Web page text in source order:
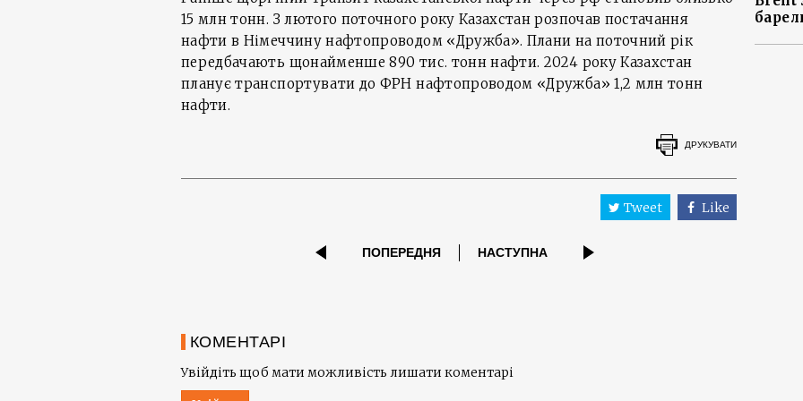
15 млн тонн. З лютого поточного року Казахстан розпочав постачання
нафти в Німеччину нафтопроводом «Дружба». Плани на поточний рік
передбачають щонайменше 890 тис. тонн нафти. 2024 року Казахстан
планує транспортувати до ФРН нафтопроводом «Дружба» 1,2 млн тонн
нафти.
ДРУКУВАТИ
Tweet Like
ПОПЕРЕДНЯ НАСТУПНА
КОМЕНТАРІ
Увійдіть щоб мати можливість лишати коментарі